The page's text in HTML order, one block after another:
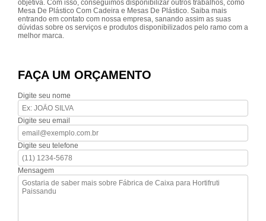
objetiva. Com isso, conseguimos disponibilizar outros trabalhos, como
Mesa De Plástico Com Cadeira e Mesas De Plástico. Saiba mais
entrando em contato com nossa empresa, sanando assim as suas
dúvidas sobre os serviços e produtos disponibilizados pelo ramo com a
melhor marca.
FAÇA UM ORÇAMENTO
Digite seu nome
Digite seu email
Digite seu telefone
Mensagem